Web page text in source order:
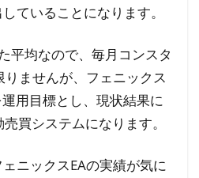
ていることになります。
平均なので、毎月コンスタ
ませんが、フェニックス
用目標とし、現状結果に
買システムになります。
ニックスEAの実績が気に